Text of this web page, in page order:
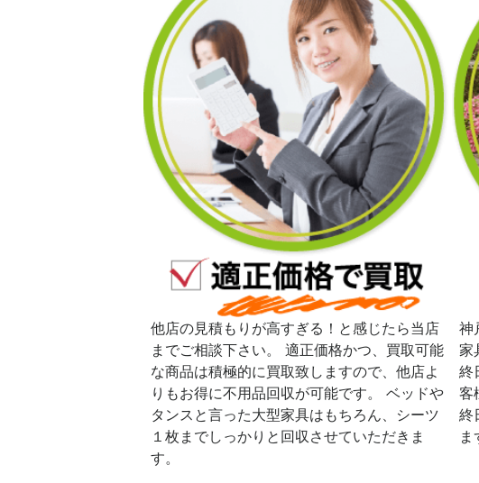
他店の見積もりが高すぎる！と感じたら当店
までご相談下さい。 適正価格かつ、買取可能
な商品は積極的に買取致しますので、他店よ
りもお得に不用品回収が可能です。 ベッドや
タンスと言った大型家具はもちろん、シーツ
１枚までしっかりと回収させていただきま
す。
神
家
終
客
終
ま